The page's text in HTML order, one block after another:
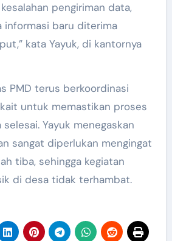
pengiriman data,
informasi baru diterima
kata Yayuk, di kantornya
PMD terus berkoordinasi
untuk memastikan proses
Yayuk menegaskan
sangat diperlukan mengingat
tiba, sehingga kegiatan
di desa tidak terhambat.